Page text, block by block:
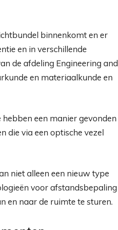
binnenkomt en er
en in verschillende
de afdeling Engineering and
en materiaalkunde en
een manier gevonden
die via een optische vezel
niet alleen een nieuw type
voor afstandsbepaling
en naar de ruimte te sturen.